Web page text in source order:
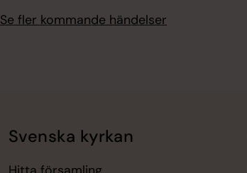
Se fler kommande händelser
Svenska kyrkan